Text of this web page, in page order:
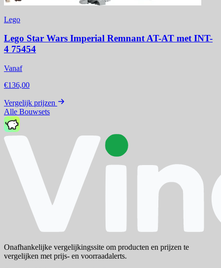
Lego
Lego Star Wars Imperial Remnant AT-AT met INT-
4 75454
Vanaf
€136,00
Vergelijk prijzen
Alle Bouwsets
Onafhankelijke vergelijkingssite om producten en prijzen te
vergelijken met prijs- en voorraadalerts.